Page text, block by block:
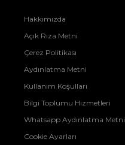
Hakkımızda
Açık Rıza Metni
Çerez Politikası
Aydınlatma Metni
Kullanım Koşulları
Bilgi Toplumu Hizmetleri
Whatsapp Aydınlatma Metni
Cookie Ayarları